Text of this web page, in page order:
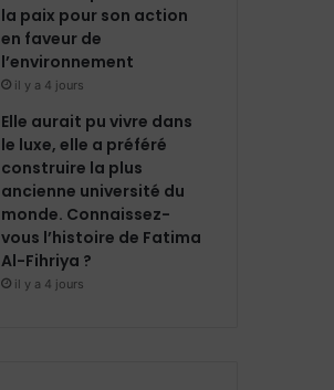
la paix pour son action
en faveur de
l’environnement
il y a 4 jours
Elle aurait pu vivre dans
le luxe, elle a préféré
construire la plus
ancienne université du
monde. Connaissez-
vous l’histoire de Fatima
Al-Fihriya ?
il y a 4 jours